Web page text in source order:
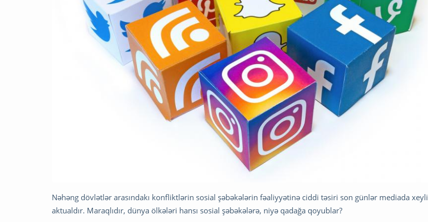
Nəhəng dövlətlər arasındakı konfliktlərin sosial şəbəkələrin fəaliyyətinə ciddi təsiri son günlər mediada xeyli
aktualdır. Maraqlıdır, dünya ölkələri hansı sosial şəbəkələrə, niyə qadağa qoyublar?